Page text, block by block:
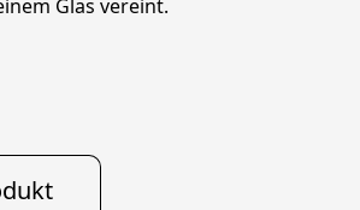
Glas vereint.